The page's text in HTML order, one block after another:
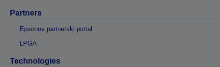
Partners
Epsonov partnerski portal
LPGA
Technologies